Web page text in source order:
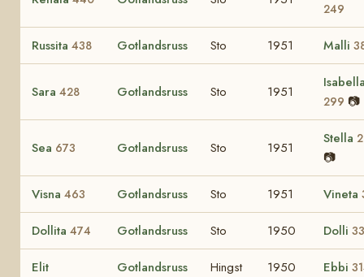
249
Russita 438 Gotlandsruss Sto 1951 Malli
Sara 428 Gotlandsruss Sto 1951
299 📷
Sea 673 Gotlandsruss Sto 1951
Stella
📷
Visna 463 Gotlandsruss Sto 1951 Vineta
Dollita 474 Gotlandsruss Sto 1950 Dolli
Elit Gotlandsruss Hingst 1950 Ebbi